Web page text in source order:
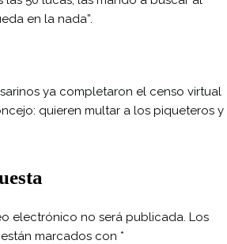
en la nada”.
ya completaron el censo virtual
quieren multar a los piqueteros y
electrónico no será publicada. Los
marcados con *